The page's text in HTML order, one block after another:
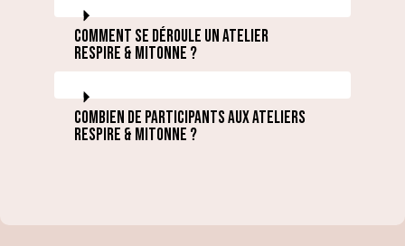
Comment se déroule un atelier
Respire & Mitonne ?
Combien de participants aux ateliers
Respire & Mitonne ?